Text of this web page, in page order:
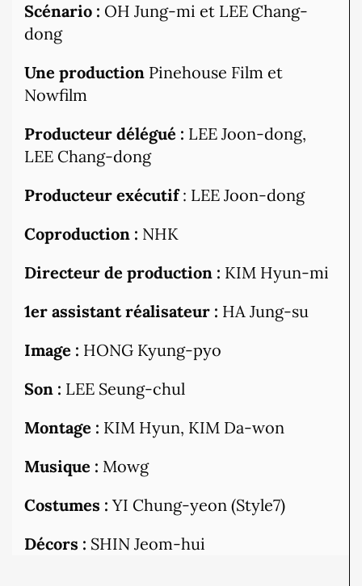
Scénario : OH Jung-mi et LEE Chang-
dong
Une production Pinehouse Film et
Nowfilm
Producteur délégué : LEE Joon-dong,
LEE Chang-dong
Producteur exécutif: LEE Joon-dong
Coproduction : NHK
Directeur de production : KIM Hyun-mi
1er assistant réalisateur : HA Jung-su
Image : HONG Kyung-pyo
Son : LEE Seung-chul
Montage : KIM Hyun, KIM Da-won
Musique : Mowg
Costumes : YI Chung-yeon (Style7)
Décors : SHIN Jeom-hui